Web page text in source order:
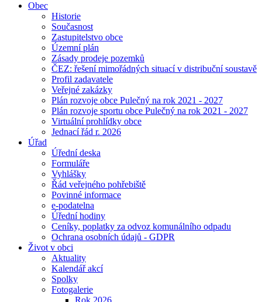
Obec
Historie
Současnost
Zastupitelstvo obce
Územní plán
Zásady prodeje pozemků
ČEZ: řešení mimořádných situací v distribuční soustavě
Profil zadavatele
Veřejné zakázky
Plán rozvoje obce Pulečný na rok 2021 - 2027
Plán rozvoje sportu obce Pulečný na rok 2021 - 2027
Virtuální prohlídky obce
Jednací řád r. 2026
Úřad
Úřední deska
Formuláře
Vyhlášky
Řád veřejného pohřebiště
Povinné informace
e-podatelna
Úřední hodiny
Ceníky, poplatky za odvoz komunálního odpadu
Ochrana osobních údajů - GDPR
Život v obci
Aktuality
Kalendář akcí
Spolky
Fotogalerie
Rok 2026